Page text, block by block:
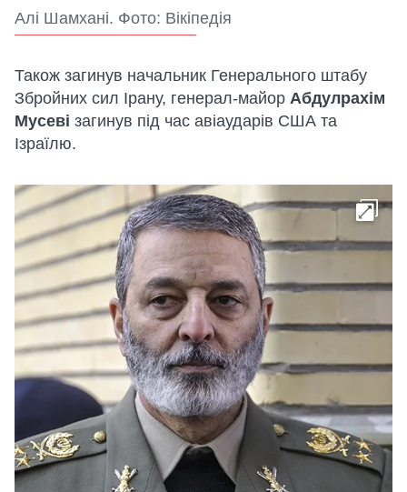
Алі Шамхані. Фото: Вікіпедія
Також загинув начальник Генерального штабу
Збройних сил Ірану, генерал-майор Абдулрахім
Мусеві загинув під час авіаударів США та
Ізраїлю.